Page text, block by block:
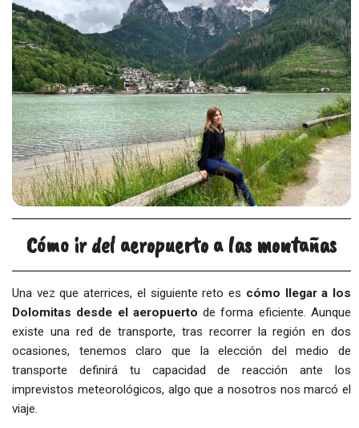
Cómo ir del aeropuerto a las montañas
Una vez que aterrices, el siguiente reto es cómo llegar a los
Dolomitas desde el aeropuerto de forma eficiente. Aunque
existe una red de transporte, tras recorrer la región en dos
ocasiones, tenemos claro que la elección del medio de
transporte definirá tu capacidad de reacción ante los
imprevistos meteorológicos, algo que a nosotros nos marcó el
viaje.